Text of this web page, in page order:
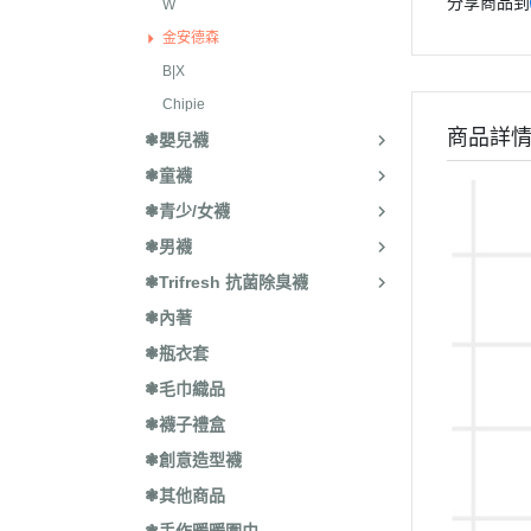
W
金安德森
B|X
Chipie
❃嬰兒襪
❃童襪
❃青少/女襪
❃男襪
❃Trifresh 抗菌除臭襪
❃內著
❃瓶衣套
❃毛巾織品
❃襪子禮盒
❃創意造型襪
❃其他商品
商品詳情